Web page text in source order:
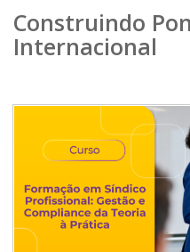
Construindo
Internacional